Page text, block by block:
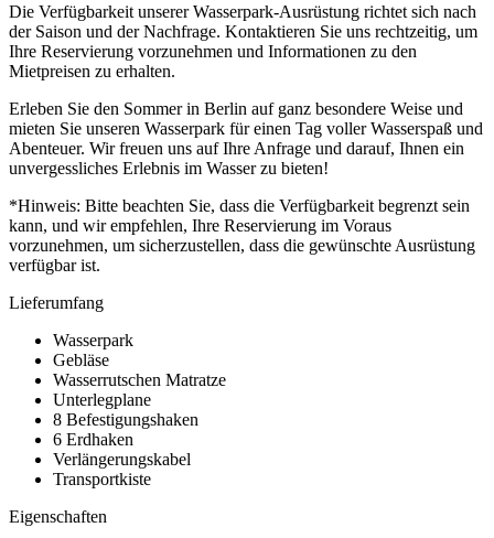
Die Verfügbarkeit unserer Wasserpark-Ausrüstung richtet sich nach
der Saison und der Nachfrage. Kontaktieren Sie uns rechtzeitig, um
Ihre Reservierung vorzunehmen und Informationen zu den
Mietpreisen zu erhalten.
Erleben Sie den Sommer in Berlin auf ganz besondere Weise und
mieten Sie unseren Wasserpark für einen Tag voller Wasserspaß und
Abenteuer. Wir freuen uns auf Ihre Anfrage und darauf, Ihnen ein
unvergessliches Erlebnis im Wasser zu bieten!
*Hinweis: Bitte beachten Sie, dass die Verfügbarkeit begrenzt sein
kann, und wir empfehlen, Ihre Reservierung im Voraus
vorzunehmen, um sicherzustellen, dass die gewünschte Ausrüstung
verfügbar ist.
Lieferumfang
Wasserpark
Gebläse
Wasserrutschen Matratze
Unterlegplane
8 Befestigungshaken
6 Erdhaken
Verlängerungskabel
Transportkiste
Eigenschaften